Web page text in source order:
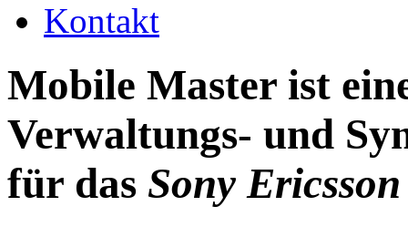
Kontakt
Mobile Master ist
Verwaltungs- und
für das Sony